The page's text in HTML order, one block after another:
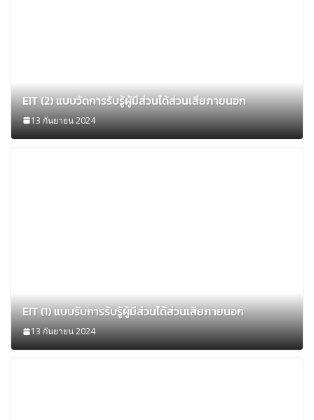
EIT (2) แบบวัดการรับรู้ผู้มีส่วนได้ส่วนเสียภายนอก
13 กันยายน 2024
EIT (1) แบบรับการรับรู้ผู้มีส่วนได้ส่วนเสียภายนอก
13 กันยายน 2024